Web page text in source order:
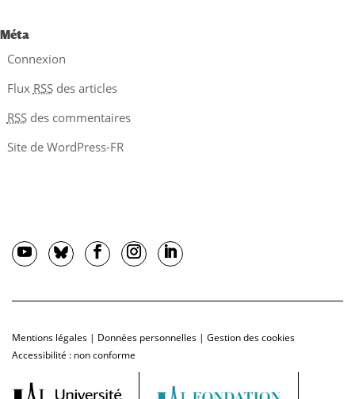
Méta
Connexion
Flux RSSdes articles
RSSdes commentaires
Site de WordPress-FR
Mentions légales | Données personnelles | Gestion des cookies
Accessibilité : non conforme